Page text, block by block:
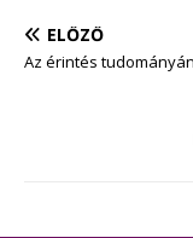
ELŐZŐ
Az érintés